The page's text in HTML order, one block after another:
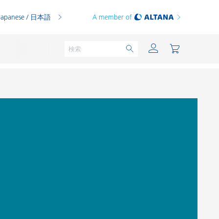
/ 日本語 A member of